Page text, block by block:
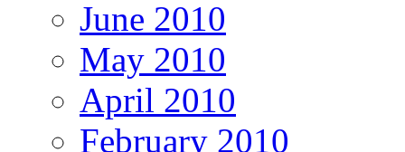
June 2010
May 2010
April 2010
February 2010